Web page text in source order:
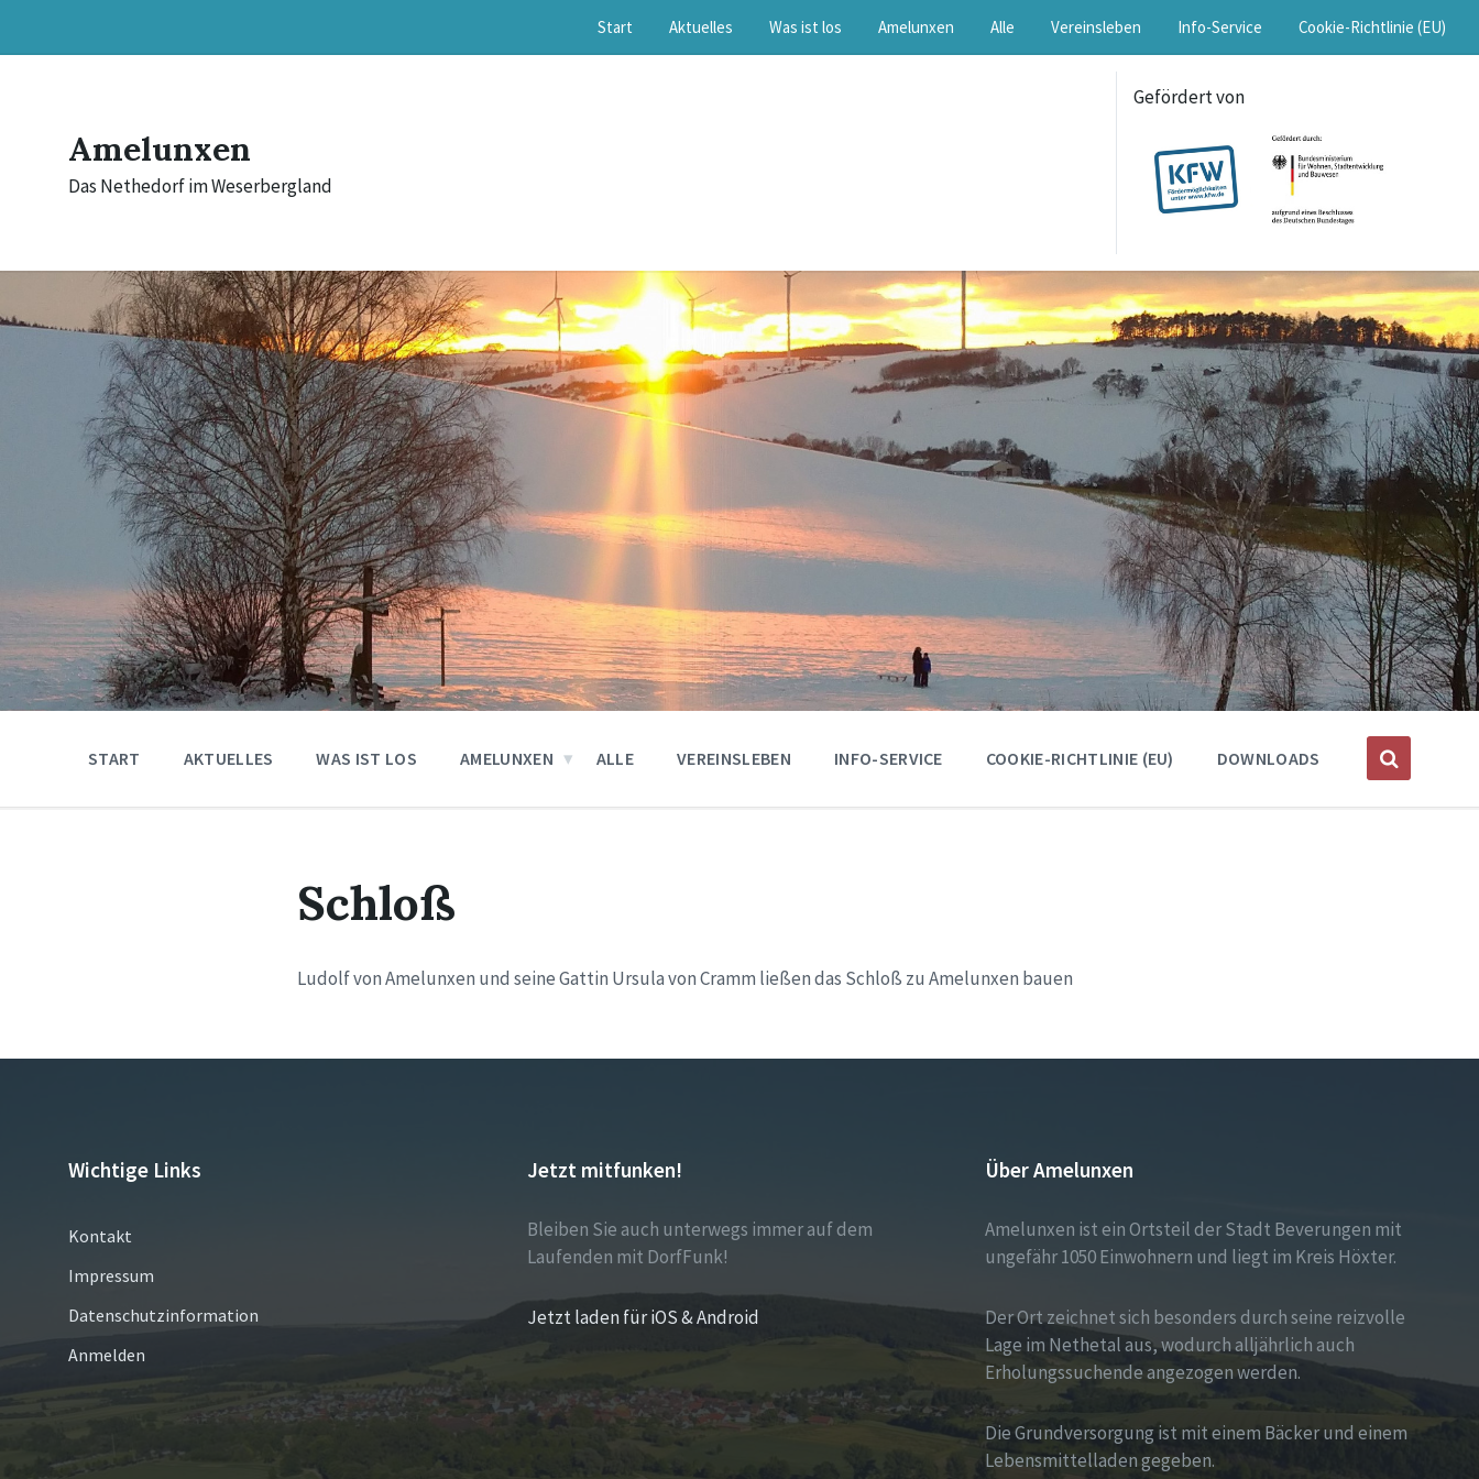
content
main
footer
Start Aktuelles Was ist los Amelunxen Alle Vereinsleben Info-Service Cookie-Richtlinie (EU)
Amelunxen
Das Nethedorf im Weserbergland
Gefördert von
START AKTUELLES WAS IST LOS AMELUNXEN ALLE VEREINSLEBEN INFO-SERVICE COOKIE-RICHTLINIE (EU) DOWNLOADS
Schloß
Ludolf von Amelunxen und seine Gattin Ursula von Cramm ließen das Schloß zu Amelunxen bauen
Wichtige Links
Kontakt
Impressum
Datenschutzinformation
Anmelden
Jetzt mitfunken!
Bleiben Sie auch unterwegs immer auf dem
Laufenden mit DorfFunk!
Jetzt laden für iOS & Android
Über Amelunxen
Amelunxen ist ein Ortsteil der Stadt Beverungen mit
ungefähr 1050 Einwohnern und liegt im Kreis Höxter.
Der Ort zeichnet sich besonders durch seine reizvolle
Lage im Nethetal aus, wodurch alljährlich auch
Erholungssuchende angezogen werden.
Die Grundversorgung ist mit einem Bäcker und einem
Lebensmittelladen gegeben.